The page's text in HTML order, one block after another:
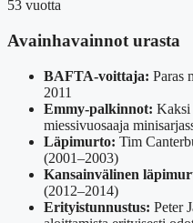
53 vuotta
Avainhavainnot urasta
BAFTA-voittaja: Paras
2011
Emmy-palkinnot: Kaksi
miessivuosaaja
Läpimurto: Tim
(2001–2003)
Kansainvälinen
(2012–2014)
Erityistunnustus: Peter